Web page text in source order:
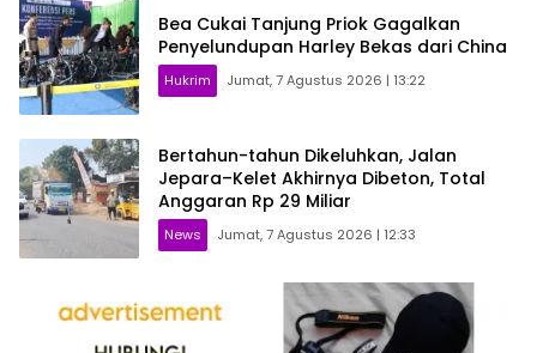
Bea Cukai Tanjung Priok Gagalkan
Penyelundupan Harley Bekas dari China
Hukrim Jumat, 7 Agustus 2026 | 13:22
Bertahun-tahun Dikeluhkan, Jalan
Jepara–Kelet Akhirnya Dibeton, Total
Anggaran Rp 29 Miliar
News Jumat, 7 Agustus 2026 | 12:33